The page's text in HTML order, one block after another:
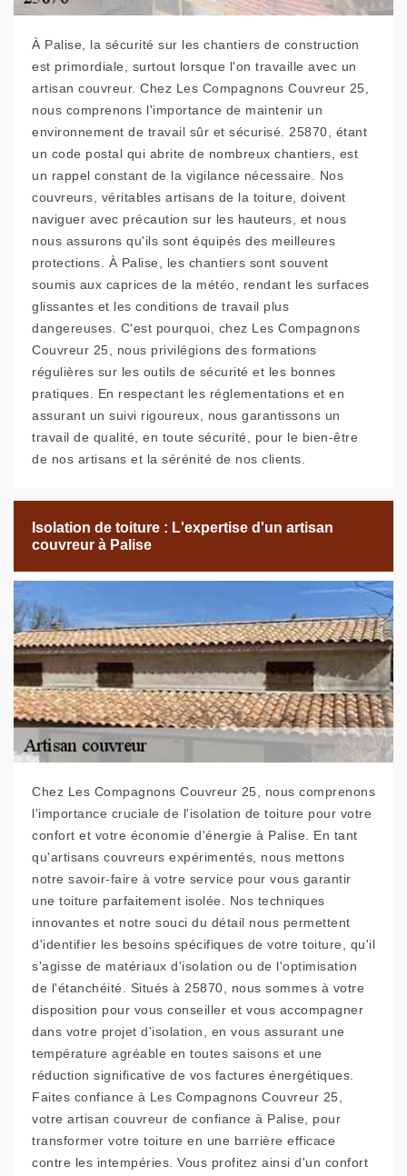
À Palise, la sécurité sur les chantiers de construction
est primordiale, surtout lorsque l'on travaille avec un
artisan couvreur. Chez Les Compagnons Couvreur 25,
nous comprenons l'importance de maintenir un
environnement de travail sûr et sécurisé. 25870, étant
un code postal qui abrite de nombreux chantiers, est
un rappel constant de la vigilance nécessaire. Nos
couvreurs, véritables artisans de la toiture, doivent
naviguer avec précaution sur les hauteurs, et nous
nous assurons qu'ils sont équipés des meilleures
protections. À Palise, les chantiers sont souvent
soumis aux caprices de la météo, rendant les surfaces
glissantes et les conditions de travail plus
dangereuses. C'est pourquoi, chez Les Compagnons
Couvreur 25, nous privilégions des formations
régulières sur les outils de sécurité et les bonnes
pratiques. En respectant les réglementations et en
assurant un suivi rigoureux, nous garantissons un
travail de qualité, en toute sécurité, pour le bien-être
de nos artisans et la sérénité de nos clients.
Isolation de toiture : L'expertise d'un artisan
couvreur à Palise
Chez Les Compagnons Couvreur 25, nous comprenons
l'importance cruciale de l'isolation de toiture pour votre
confort et votre économie d'énergie à Palise. En tant
qu'artisans couvreurs expérimentés, nous mettons
notre savoir-faire à votre service pour vous garantir
une toiture parfaitement isolée. Nos techniques
innovantes et notre souci du détail nous permettent
d'identifier les besoins spécifiques de votre toiture, qu'il
s'agisse de matériaux d'isolation ou de l'optimisation
de l'étanchéité. Situés à 25870, nous sommes à votre
disposition pour vous conseiller et vous accompagner
dans votre projet d'isolation, en vous assurant une
température agréable en toutes saisons et une
réduction significative de vos factures énergétiques.
Faites confiance à Les Compagnons Couvreur 25,
votre artisan couvreur de confiance à Palise, pour
transformer votre toiture en une barrière efficace
contre les intempéries. Vous profitez ainsi d'un confort